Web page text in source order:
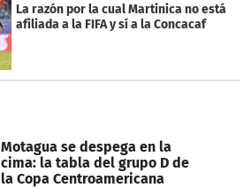
La razón por la cual Martinica no está
afiliada a la FIFA y sí a la Concacaf
Motagua se despega en la
cima: la tabla del grupo D de
la Copa Centroamericana